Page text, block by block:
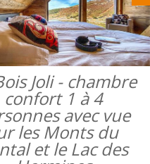
Joli - chambre
confort 1 à 4
avec vue
les Monts du
et le Lac des